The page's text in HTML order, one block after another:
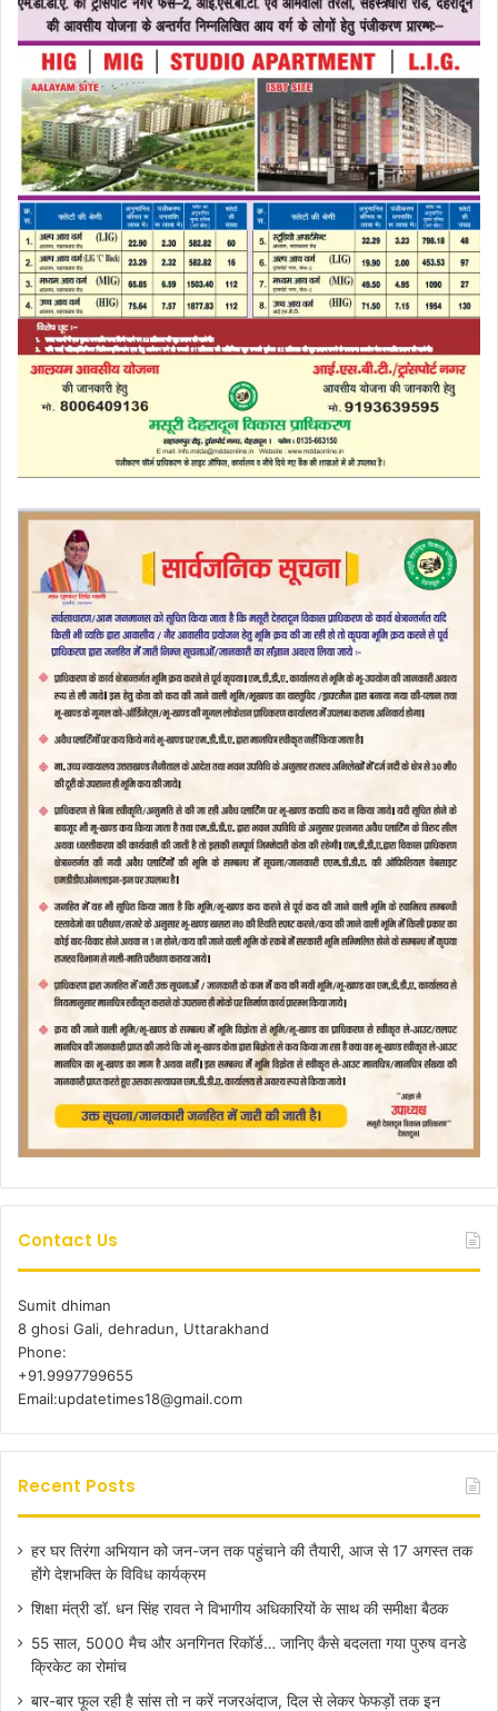
Contact Us
Sumit dhiman
8 ghosi Gali, dehradun, Uttarakhand
Phone:
+91.9997799655
Email:updatetimes18@gmail.com
Recent Posts
हर घर तिरंगा अभियान को जन-जन तक पहुंचाने की तैयारी, आज से 17 अगस्त तक
होंगे देशभक्ति के विविध कार्यक्रम
शिक्षा मंत्री डॉ. धन सिंह रावत ने विभागीय अधिकारियों के साथ की समीक्षा बैठक
55 साल, 5000 मैच और अनगिनत रिकॉर्ड… जानिए कैसे बदलता गया पुरुष वनडे
क्रिकेट का रोमांच
बार-बार फूल रही है सांस तो न करें नजरअंदाज, दिल से लेकर फेफड़ों तक इन